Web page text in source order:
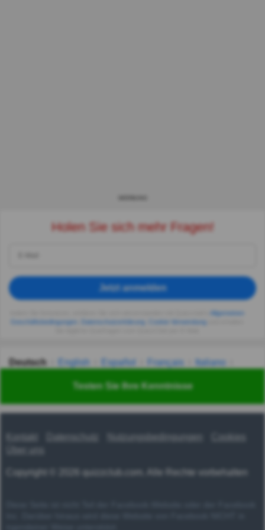
Testen Sie Ihre Kenntnisse
Holen Sie sich mehr Fragen!
Jetzt anmelden
Allgemeinen
Geschäftsbedingungen
Datenschutzerklärung Cookie-Verwendung
Deutsch English Español Français
Italiano
Українська हिन्दी 한국어 汉语
Kontakt Nutzungsbedingungen
Über uns
Copyright © 2026 quizzclub.com. Alle Rechte vorbehalten